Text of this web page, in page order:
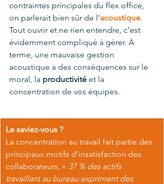
contraintes principales du flex office,
on parlerait bien sûr de l’acoustique.
Tout ouvrir et ne rien entendre, c’est
évidemment compliqué à gérer. À
terme, une mauvaise gestion
acoustique a des conséquences sur le
moral, la productivité et la
concentration de vos équipes.
Le saviez-vous ?
La concentration au travail fait partie des
principaux motifs d’insatisfaction des
collaborateurs, « 37 % des actifs
travaillant au bureau expriment des